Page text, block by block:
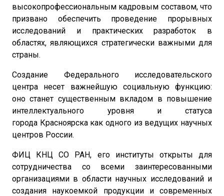
высокопрофессиональным кадровым составом, что
призвано обеспечить проведение прорывных
исследований и практических разработок в
областях, являющихся стратегически важными для
страны.
Создание Федерального исследовательского
центра несет важнейшую социальную функцию:
оно станет существенным вкладом в повышение
интеллектуального уровня и статуса
города Красноярска как одного из ведущих научных
центров России.
ФИЦ КНЦ СО РАН, его институты открыты для
сотрудничества со всеми заинтересованными
организациями в области научных исследований и
создания наукоемкой продукции и современных